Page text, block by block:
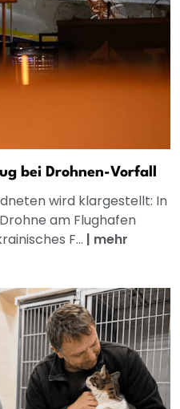
bei Drohnen-Vorfall
wird klargestellt: In
am Flughafen
F... | mehr